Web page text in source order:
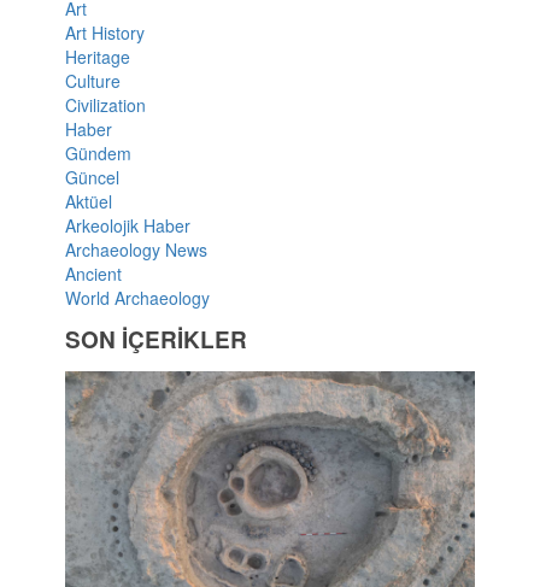
Art
Art History
Heritage
Culture
Civilization
Haber
Gündem
Güncel
Aktüel
Arkeolojik Haber
Archaeology News
Ancient
World Archaeology
SON İÇERİKLER